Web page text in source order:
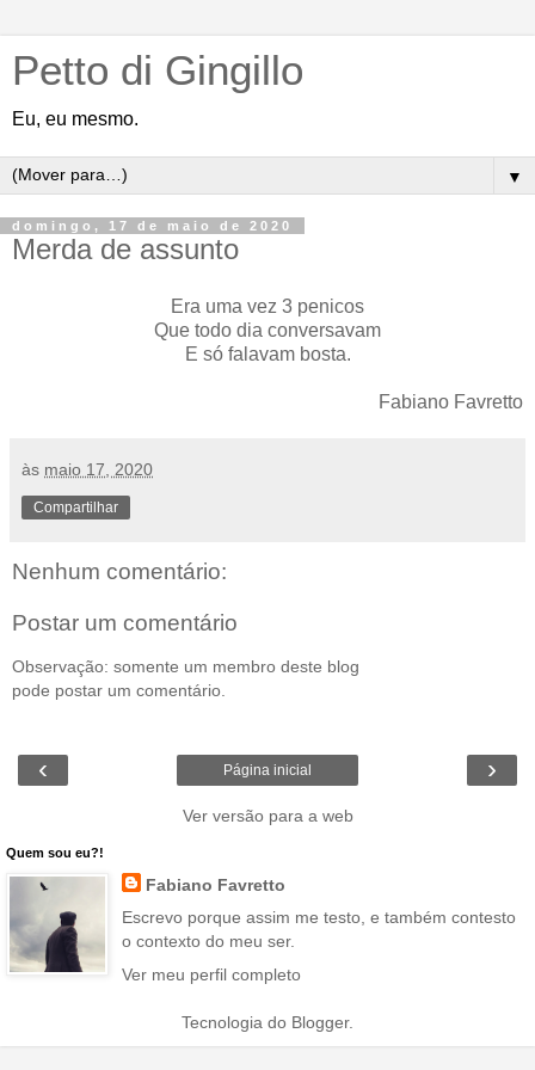
Petto di Gingillo
Eu, eu mesmo.
▼
domingo, 17 de maio de 2020
Merda de assunto
Era uma vez 3 penicos
Que todo dia conversavam
E só falavam bosta.
Fabiano Favretto
às maio 17, 2020
Compartilhar
Nenhum comentário:
Postar um comentário
Observação: somente um membro deste blog
pode postar um comentário.
‹ ›
Página inicial
Ver versão para a web
Quem sou eu?!
Fabiano Favretto
Escrevo porque assim me testo, e também contesto
o contexto do meu ser.
Ver meu perfil completo
Tecnologia do Blogger.